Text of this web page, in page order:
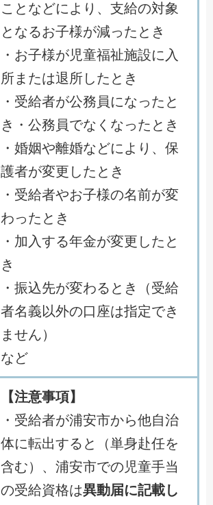
ことなどにより、支給の対象
となるお子様が減ったとき
・お子様が児童福祉施設に入
所または退所したとき
・受給者が公務員になったと
き・公務員でなくなったとき
・婚姻や離婚などにより、保
護者が変更したとき
・受給者やお子様の名前が変
わったとき
・加入する年金が変更したと
き
・振込先が変わるとき（受給
者名義以外の口座は指定でき
ません）
など
【注意事項】
・受給者が浦安市から他自治
体に転出すると（単身赴任を
含む）、浦安市での児童手当
の受給資格は異動届に記載し